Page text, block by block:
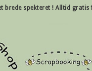
brede spekteret ! Alltid gratis